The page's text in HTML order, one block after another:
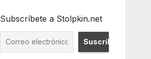
Subscríbete a Stolpkin.net